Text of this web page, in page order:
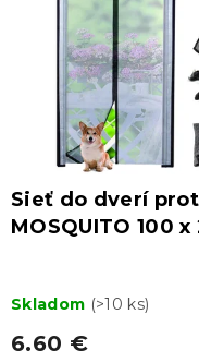
Sieť do dverí
MOSQUITO 100 x
Skladom (>10 ks)
6.60 €